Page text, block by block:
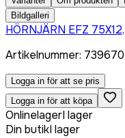
Bildgalleri
HÖRNJÄRN EFZ
Artikelnummer: 739670
Logga in för att se pris
Logga in för att köpa
OnlinelagerI lager
Din butikI lager